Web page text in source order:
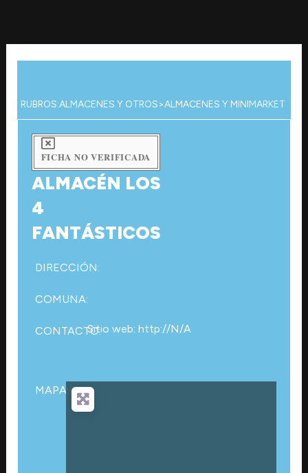
contenido
RUBROS:ALMACENES Y OTROS>ALMACENES Y MINIMARKET
FICHA NO VERIFICADA
ALMACÉN LOS
4
FANTÁSTICOS
DIRECCIÓN:
COMUNA:
CONTACTO:Sitio web: http://N/A
MAPA: